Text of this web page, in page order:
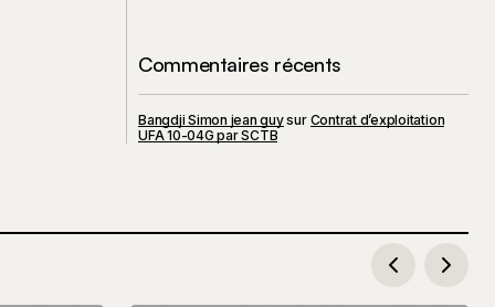
Commentaires récents
Bangdji Simon jean guysur Contrat d’exploitation
UFA 10-04G par SCTB